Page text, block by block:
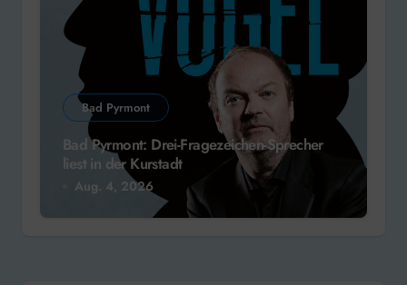
Bad Pyrmont
Bad Pyrmont: Drei-Fragezeichen-Sprecher
liest in der Kurstadt
Aug. 4, 2026